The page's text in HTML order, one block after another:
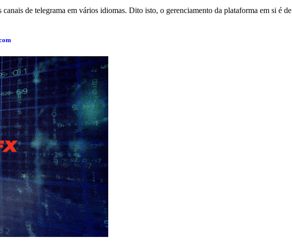
de telegrama em vários idiomas. Dito isto, o gerenciamento da plataforma em si é de